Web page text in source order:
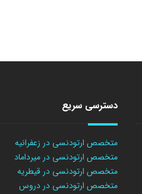
دسترسی سریع
متخصص ارتودنسی در زعفرانیه
متخصص ارتودنسی در میرداماد
متخصص ارتودنسی در قیطریه
متخصص ارتودنسی در دروس